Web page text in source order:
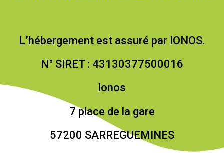
L’hébergement est assuré par IONOS.
N° SIRET : 43130377500016
Ionos
7 place de la gare
57200 SARREGUEMINES